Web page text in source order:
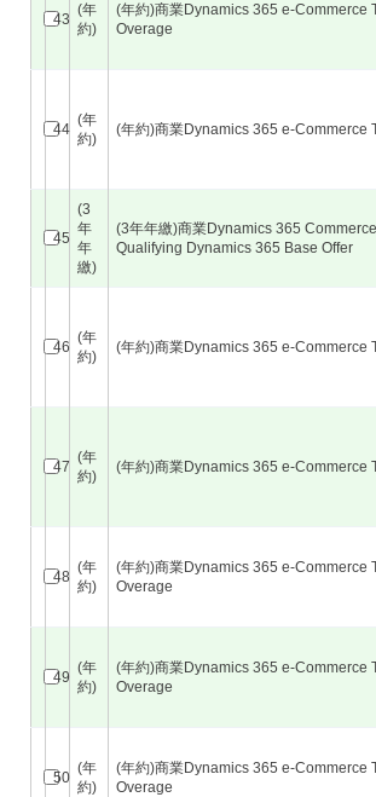
43
(年
約)
(年約)商業Dynamics 365 e-Commerce
Overage
44
(年
約)
(年約)商業Dynamics 365 e-Commerce
45
(3
年
年
繳)
(3年年繳)商業Dynamics 365
Qualifying Dynamics 365 Base Offer
46
(年
約)
(年約)商業Dynamics 365 e-Commerce
47
(年
約)
(年約)商業Dynamics 365 e-Commerce
48
(年
約)
(年約)商業Dynamics 365 e-Commerce
Overage
49
(年
約)
(年約)商業Dynamics 365 e-Commerce
Overage
50
(年
約)
(年約)商業Dynamics 365 e-Commerce
Overage